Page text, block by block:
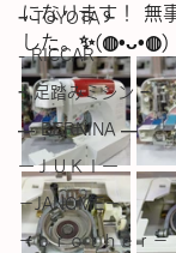
− TOYOTA −
- RICCAR -
− 足踏みミシン −
― BERNINA ―
ーＪＵＫＩー
－JANOME－
－ｂｒｏｔｈｅｒ－
になります！ 無
した。✨(⁠◍⁠•⁠ᴗ⁠•⁠◍⁠)